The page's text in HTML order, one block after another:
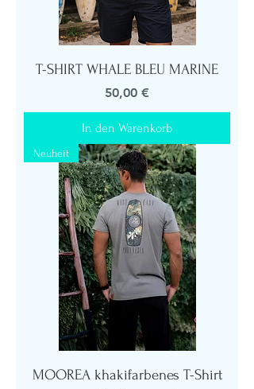
T-SHIRT WHALE BLEU MARINE
Preis
50,00 €
In den Warenkorb
Neuheit
MOOREA khakifarbenes T-Shirt